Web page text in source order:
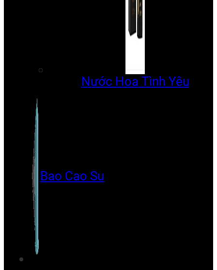
Nước Hoa Tình Yêu
Bao Cao Su